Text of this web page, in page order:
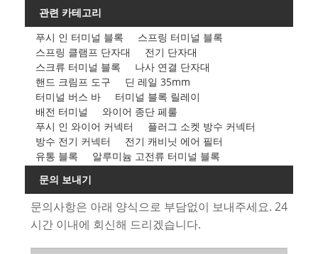
관련 카테고리
푸시 인 터미널 블록
스프링 터미널 블록
스프링 클램프 단자대
전기 단자대
스크류 터미널 블록
나사 연결 단자대
핸드 크림프 도구
딘 레일 35mm
터미널 버스 바
터미널 블록 릴레이
배전 터미널
와이어 종단 페룰
푸시 인 와이어 커넥터
플러그 소켓 방수 커넥터
방수 전기 커넥터
전기 캐비닛 에어 필터
유통 블록
알루미늄 고전류 터미널 블록
문의 보내기
문의사항은 아래 양식으로 부담없이 보내주세요. 24
시간 이내에 회신해 드리겠습니다.